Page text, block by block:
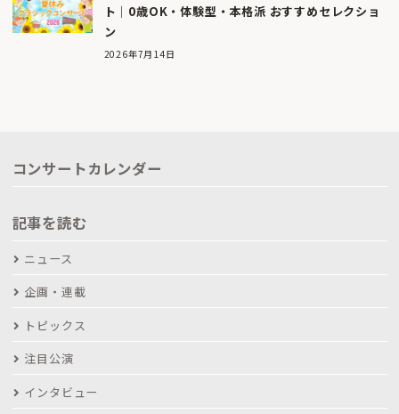
ト｜0歳OK・体験型・本格派 おすすめセレクショ
ン
2026年7月14日
コンサートカレンダー
記事を読む
ニュース
企画・連載
トピックス
注目公演
インタビュー